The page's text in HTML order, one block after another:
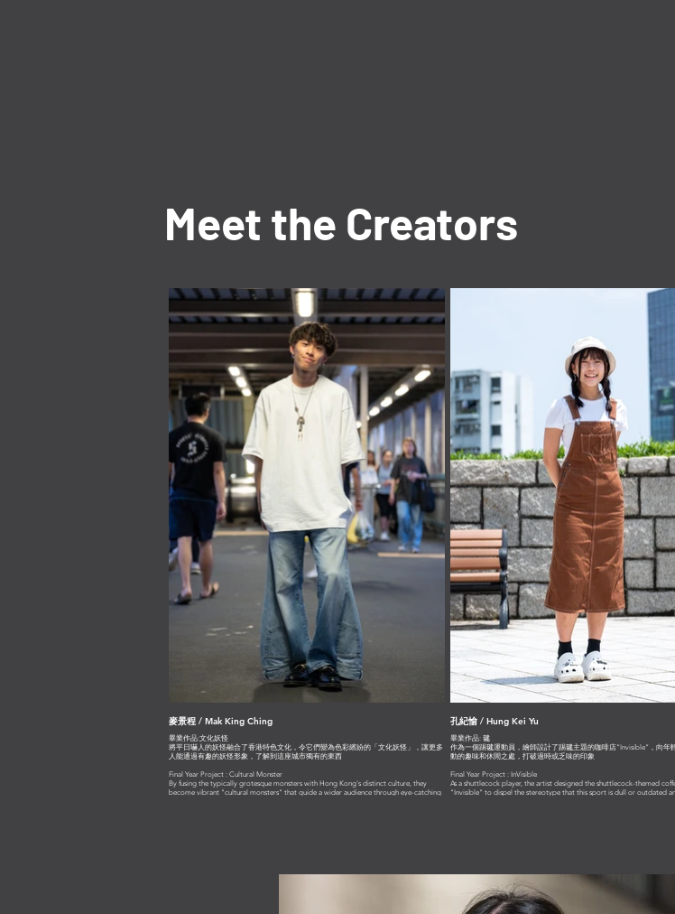
Meet the Creators
麥景程 / Mak King Ching
畢業作品:文化妖怪
將平日嚇人的妖怪融合了香港特色文化，令它們變為色彩繽紛的「文化妖怪」，讓更多
人能通過有趣的妖怪形象，了解到這座城市獨有的東西
Final Year Project : Cultural Monster
By fusing the typically grotesque monsters with Hong Kong's distinct culture, they
become vibrant "cultural monsters" that guide a wider audience through eye-catching
孔紀愉 / Hung Kei Yu
畢業作品: 毽
作為一個踢毽運動員，繪師設計了踢毽主題的咖啡店“Invisible”，向年
動的趣味和休閒之處，打破過時或乏味的印象
Final Year Project : InVisible
As a shuttlecock player, the artist designed the shuttlecock-themed
"Invisible" to dispel the stereotype that this sport is dull or outdated